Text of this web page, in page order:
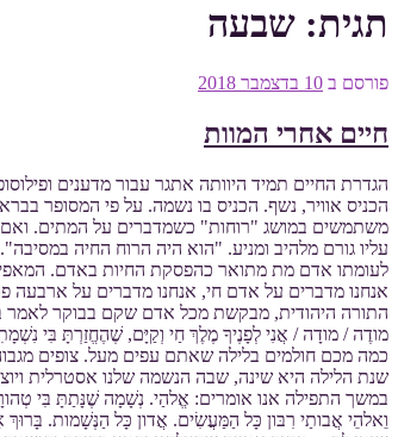
תגית: שבעה
פורסם ב 10 בדצמבר 2018
חיים אחרי המוות
הגדרת החיים תמיד היוותה אתגר עבור מדענים
הכניס אוויר, נשף. הכניס בו נשמה. על פי המסופר
משתמשים במושג "רוחות" כשמדברים על המתים. ואם
עליו גורם מלהיב ומניע. "הוא היה הרוח החיה
לעומתו אדם מת מתואר כהפסקת החיות באדם.
אנחנו מדברים על אדם חי, אנחנו מדברים על ארבעה
התורה היהודית, מבקשת מכל אדם שקם בבוקר
מודֶה / מודָה / אֲנִי לְפָנֶיךָ מֶלֶךְ חַי וְקַיָּם, שֶׁהֶחֱזַרְתָּ בִּי
כמה מכם חולמים בלילה שאתם עפים מעל. צופים
שנת הלילה היא שינה, שבה הנשמה שלנו אסטרלית
במשך התפילה אנו אומרים: אֱלהַי. נְשָׁמָה שֶׁנָּתַתָּ בִּי
וֵאלהֵי אֲבותַי רִבּון כָּל הַמַּעֲשִׂים. אֲדון כָּל הַנְּשָׁמות.